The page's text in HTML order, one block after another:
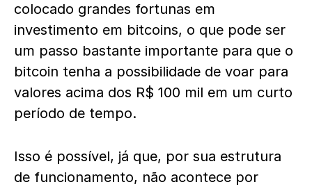
colocado grandes fortunas em
investimento em bitcoins, o que pode ser
um passo bastante importante para que o
bitcoin tenha a possibilidade de voar para
valores acima dos R$ 100 mil em um curto
período de tempo.
Isso é possível, já que, por sua estrutura
de funcionamento, não acontece por